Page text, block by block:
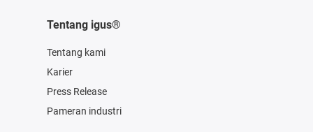
Tentang igus®
Tentang kami
Karier
Press Release
Pameran industri